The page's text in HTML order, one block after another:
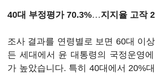
40대 부정평가 70.3%…지지율 고작
조사 결과를 연령별로 보면 60대 이
든 세대에서 윤 대통령의 국정운영
가 높았습니다. 특히 40대에서 20%